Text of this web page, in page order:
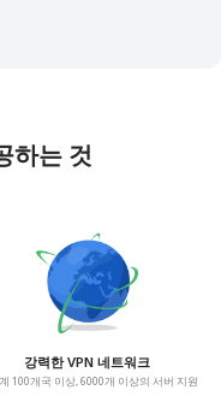
하는 것
강력한 VPN 네트워크
100개국 이상, 6000개 이상의 서버 지원